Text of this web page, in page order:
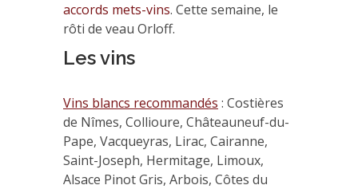
accords mets-vins. Cette semaine, le
rôti de veau Orloff.
Les vins
Vins blancs recommandés : Costières
de Nîmes, Collioure, Châteauneuf-du-
Pape, Vacqueyras, Lirac, Cairanne,
Saint-Joseph, Hermitage, Limoux,
Alsace Pinot Gris, Arbois, Côtes du